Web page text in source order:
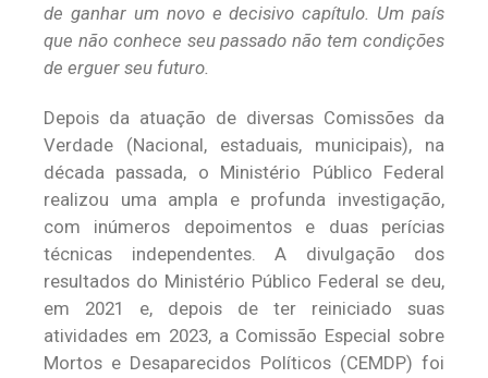
de ganhar um novo e decisivo capítulo. Um país
que não conhece seu passado não tem condições
de erguer seu futuro.
Depois da atuação de diversas Comissões da
Verdade (Nacional, estaduais, municipais), na
década passada, o Ministério Público Federal
realizou uma ampla e profunda investigação,
com inúmeros depoimentos e duas perícias
técnicas independentes. A divulgação dos
resultados do Ministério Público Federal se deu,
em 2021 e, depois de ter reiniciado suas
atividades em 2023, a Comissão Especial sobre
Mortos e Desaparecidos Políticos (CEMDP) foi